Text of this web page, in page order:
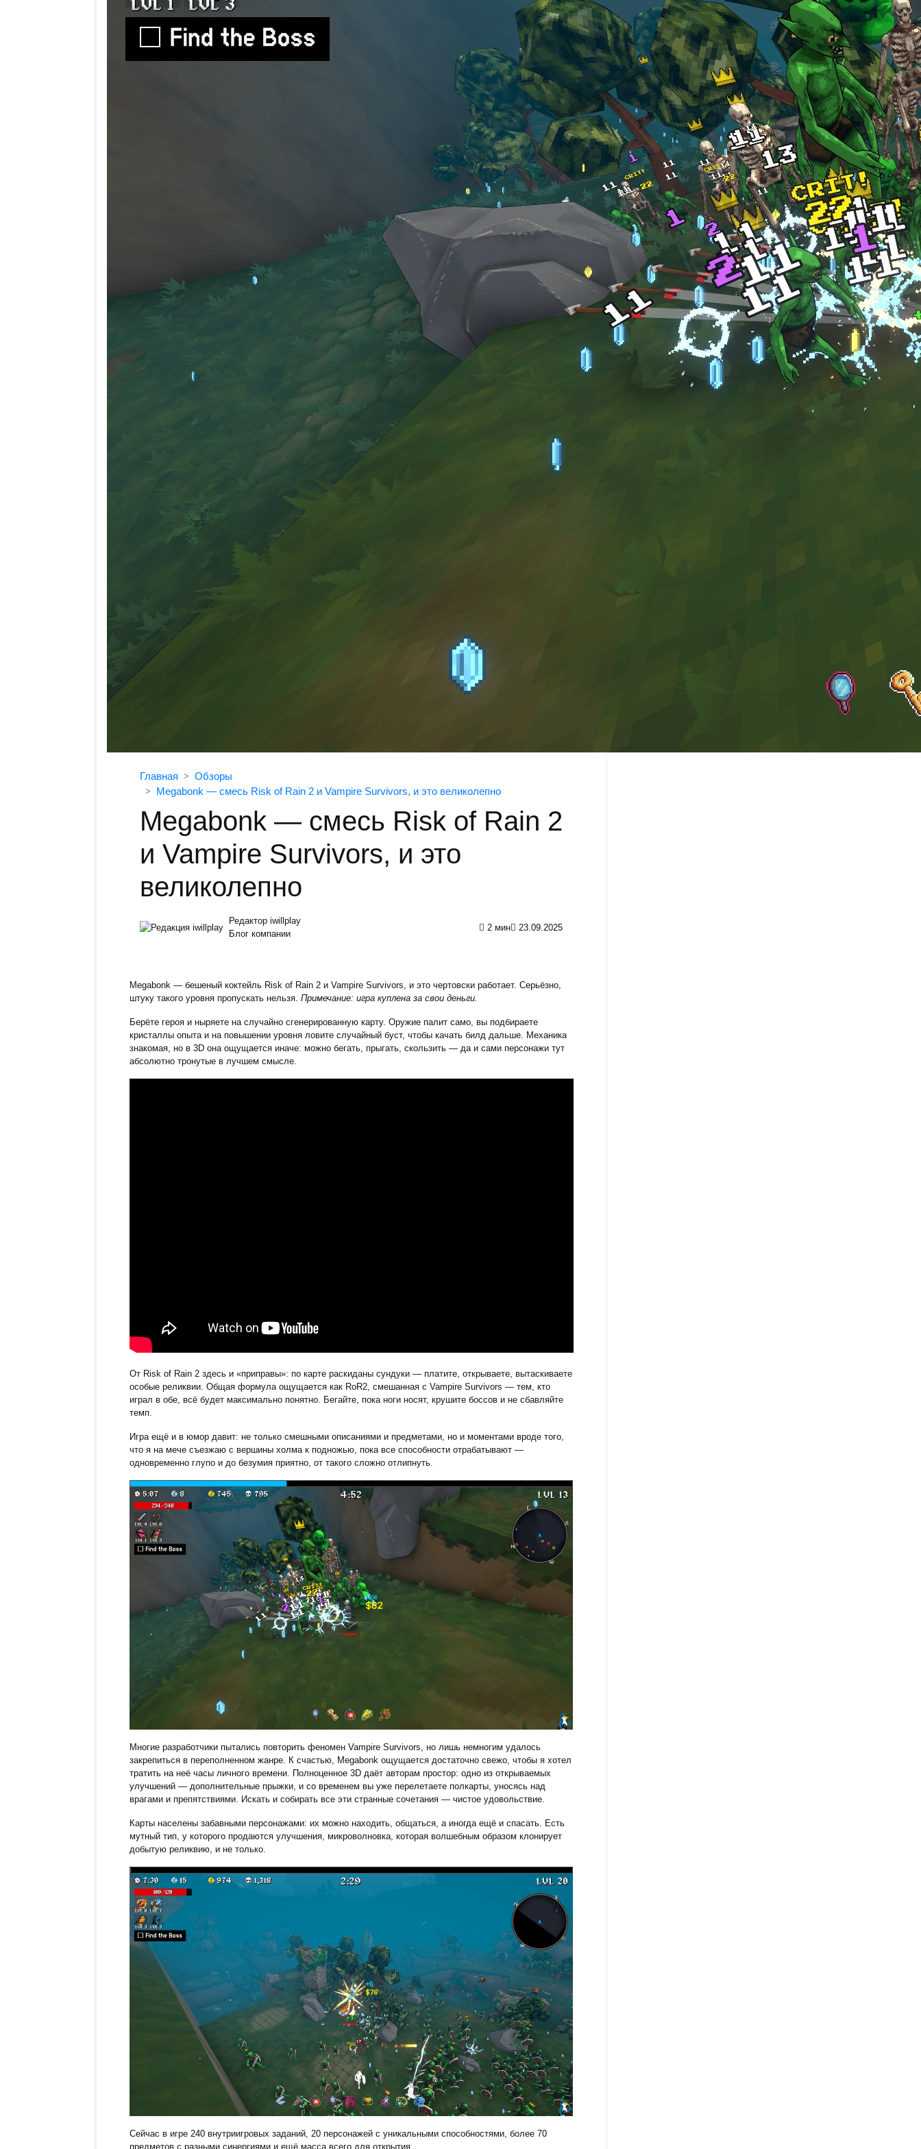
Главная
Обзоры
Megabonk — смесь Risk of Rain 2 и Vampire Survivors, и это великолепно
Megabonk — смесь Risk of Rain 2
и Vampire Survivors, и это
великолепно
Редактор iwillplay
Блог компании
2 мин 23.09.2025
Megabonk — бешеный коктейль Risk of Rain 2 и Vampire Survivors, и это чертовски работает. Серьёзно,
штуку такого уровня пропускать нельзя. Примечание: игра куплена за свои деньги.
Берёте героя и ныряете на случайно сгенерированную карту. Оружие палит само, вы подбираете
кристаллы опыта и на повышении уровня ловите случайный буст, чтобы качать билд дальше. Механика
знакомая, но в 3D она ощущается иначе: можно бегать, прыгать, скользить — да и сами персонажи тут
абсолютно тронутые в лучшем смысле.
От Risk of Rain 2 здесь и «приправы»: по карте раскиданы сундуки — платите, открываете, вытаскиваете
особые реликвии. Общая формула ощущается как RoR2, смешанная с Vampire Survivors — тем, кто
играл в обе, всё будет максимально понятно. Бегайте, пока ноги носят, крушите боссов и не сбавляйте
темп.
Игра ещё и в юмор давит: не только смешными описаниями и предметами, но и моментами вроде того,
что я на мече съезжаю с вершины холма к подножью, пока все способности отрабатывают —
одновременно глупо и до безумия приятно, от такого сложно отлипнуть.
Многие разработчики пытались повторить феномен Vampire Survivors, но лишь немногим удалось
закрепиться в переполненном жанре. К счастью, Megabonk ощущается достаточно свежо, чтобы я хотел
тратить на неё часы личного времени. Полноценное 3D даёт авторам простор: одно из открываемых
улучшений — дополнительные прыжки, и со временем вы уже перелетаете полкарты, уносясь над
врагами и препятствиями. Искать и собирать все эти странные сочетания — чистое удовольствие.
Карты населены забавными персонажами: их можно находить, общаться, а иногда ещё и спасать. Есть
мутный тип, у которого продаются улучшения, микроволновка, которая волшебным образом клонирует
добытую реликвию, и не только.
Сейчас в игре 240 внутриигровых заданий, 20 персонажей с уникальными способностями, более 70
предметов с разными синергиями и ещё масса всего для открытия.